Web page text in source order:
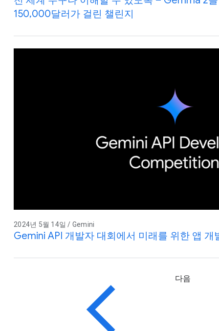
150,000달러가 걸린 챌린지
2024년 5월 14일 / Gemini
Gemini API 개발자 대회에서 미래를 위한 앱 개
다음